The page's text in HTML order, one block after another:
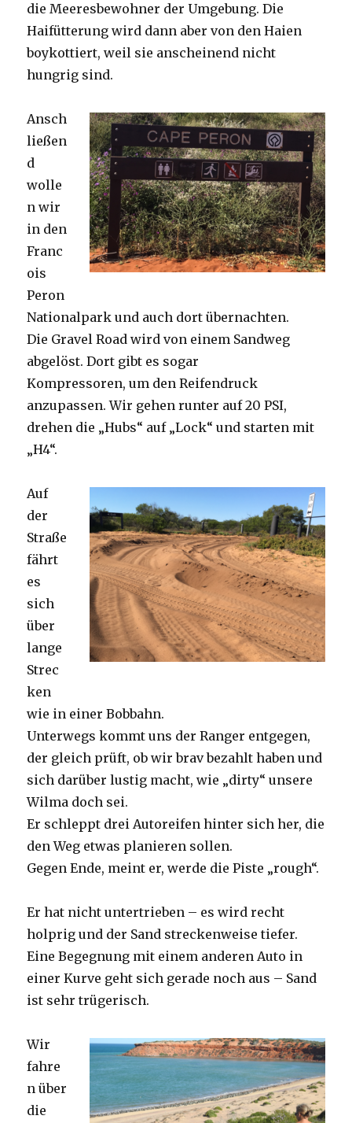
die Meeresbewohner der Umgebung. Die
Haifütterung wird dann aber von den Haien
boykottiert, weil sie anscheinend nicht
hungrig sind.
Ansch
ließen
d
wolle
n wir
in den
Franc
ois
Peron
Nationalpark und auch dort übernachten.
Die Gravel Road wird von einem Sandweg
abgelöst. Dort gibt es sogar
Kompressoren, um den Reifendruck
anzupassen. Wir gehen runter auf 20 PSI,
drehen die „Hubs“ auf „Lock“ und starten mit
„H4“.
Auf
der
Straße
fährt
es
sich
über
lange
Strec
ken
wie in einer Bobbahn.
Unterwegs kommt uns der Ranger entgegen,
der gleich prüft, ob wir brav bezahlt haben und
sich darüber lustig macht, wie „dirty“ unsere
Wilma doch sei.
Er schleppt drei Autoreifen hinter sich her, die
den Weg etwas planieren sollen.
Gegen Ende, meint er, werde die Piste „rough“.
Er hat nicht untertrieben – es wird recht
holprig und der Sand streckenweise tiefer.
Eine Begegnung mit einem anderen Auto in
einer Kurve geht sich gerade noch aus – Sand
ist sehr trügerisch.
Wir
fahre
n über
die